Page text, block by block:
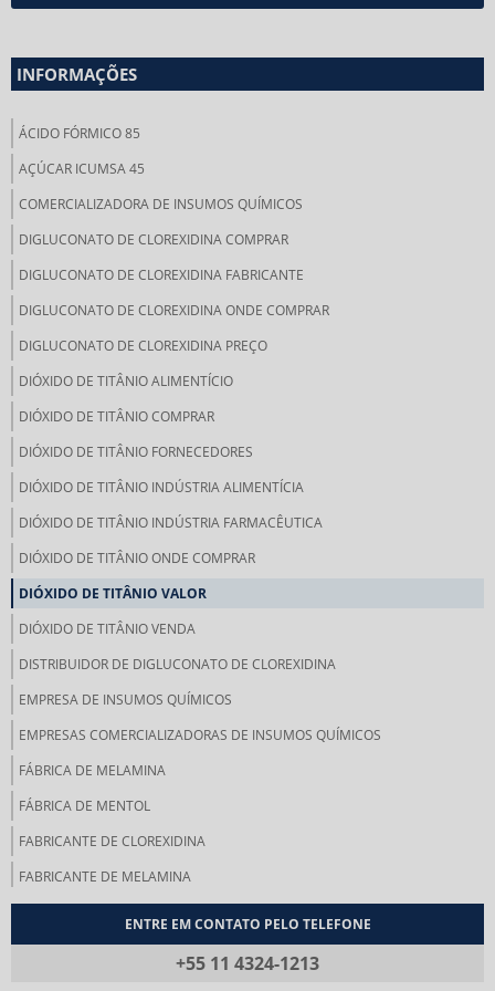
INFORMAÇÕES
ÁCIDO FÓRMICO 85
AÇÚCAR ICUMSA 45
COMERCIALIZADORA DE INSUMOS QUÍMICOS
DIGLUCONATO DE CLOREXIDINA COMPRAR
DIGLUCONATO DE CLOREXIDINA FABRICANTE
DIGLUCONATO DE CLOREXIDINA ONDE COMPRAR
DIGLUCONATO DE CLOREXIDINA PREÇO
DIÓXIDO DE TITÂNIO ALIMENTÍCIO
DIÓXIDO DE TITÂNIO COMPRAR
DIÓXIDO DE TITÂNIO FORNECEDORES
DIÓXIDO DE TITÂNIO INDÚSTRIA ALIMENTÍCIA
DIÓXIDO DE TITÂNIO INDÚSTRIA FARMACÊUTICA
DIÓXIDO DE TITÂNIO ONDE COMPRAR
DIÓXIDO DE TITÂNIO VALOR
DIÓXIDO DE TITÂNIO VENDA
DISTRIBUIDOR DE DIGLUCONATO DE CLOREXIDINA
EMPRESA DE INSUMOS QUÍMICOS
EMPRESAS COMERCIALIZADORAS DE INSUMOS QUÍMICOS
FÁBRICA DE MELAMINA
FÁBRICA DE MENTOL
FABRICANTE DE CLOREXIDINA
FABRICANTE DE MELAMINA
FABRICANTES DE INSUMOS QUÍMICOS
ENTRE EM CONTATO PELO TELEFONE
+55 11 4324-1213